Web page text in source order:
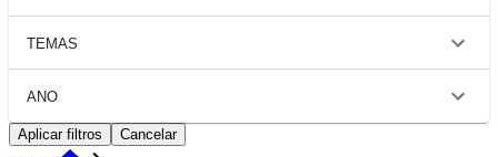
TEMAS
ANO
Aplicar filtros Cancelar